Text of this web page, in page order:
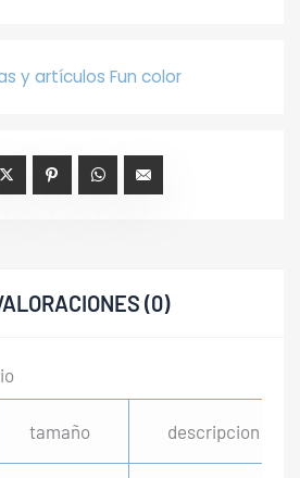
y artículos Fun color
(0)
tamaño descripcion